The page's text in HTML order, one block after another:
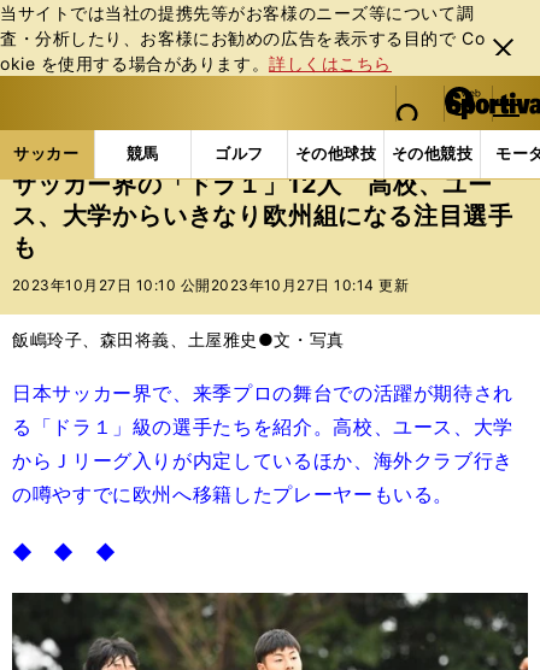
当サイトでは当社の提携先等がお客様のニーズ等について調
査・分析したり、お客様にお勧めの広告を表⽰する⽬的で Co
okie を使⽤する場合があります。詳しくはこちら
閉じ
る
web Sportiva (webスポルティーバ)
検索
マイペ
ー
ジ
メニュ
サッカー 競馬 ゴルフ その他球技 その他競技 モー
ス
ポ
ル
テ
ー
バ
サッカーの記事一覧 Jリーグ他 高校・ユース サ
サッカー界の「ドラ１」12人 高校、ユー
ス、大学からいきなり欧州組になる注目選手
も
2023年10月27日 10:10 公開 2023年10月27日 10:14 更新
飯嶋玲子、森田将義、土屋雅史●文・写真
日本サッカー界で、来季プロの舞台での活躍が期待され
る「ドラ１」級の選手たちを紹介。高校、ユース、大学
からＪリーグ入りが内定しているほか、海外クラブ行き
の噂やすでに欧州へ移籍したプレーヤーもいる。
◆ ◆ ◆